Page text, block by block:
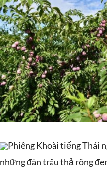
Phiêng Khoài tiếng Thái
những đàn trâu thả rông